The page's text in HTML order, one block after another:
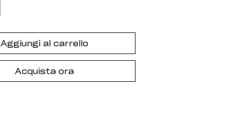
Aggiungi al carrello
Acquista ora